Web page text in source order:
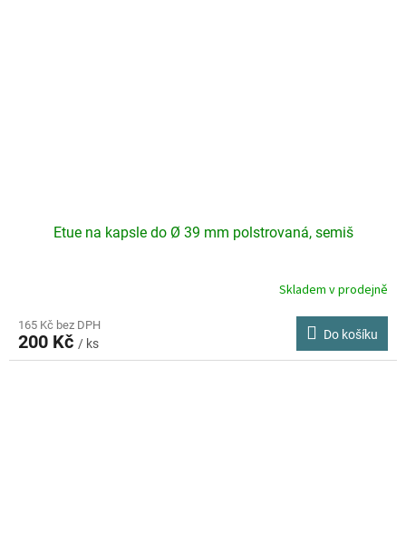
Etue na kapsle do Ø 39 mm polstrovaná, semiš
Skladem v prodejně
165 Kč bez DPH
200 Kč / ks
Do košíku